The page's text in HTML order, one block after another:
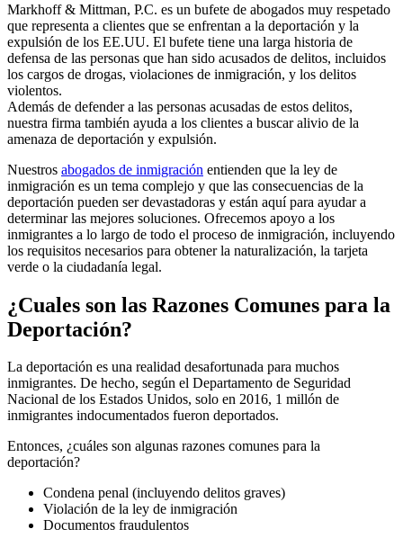
Markhoff & Mittman, P.C. es un bufete de abogados muy respetado
que representa a clientes que se enfrentan a la deportación y la
expulsión de los EE.UU. El bufete tiene una larga historia de
defensa de las personas que han sido acusados de delitos, incluidos
los cargos de drogas, violaciones de inmigración, y los delitos
violentos.
Además de defender a las personas acusadas de estos delitos,
nuestra firma también ayuda a los clientes a buscar alivio de la
amenaza de deportación y expulsión.
Nuestros abogados de inmigración entienden que la ley de
inmigración es un tema complejo y que las consecuencias de la
deportación pueden ser devastadoras y están aquí para ayudar a
determinar las mejores soluciones. Ofrecemos apoyo a los
inmigrantes a lo largo de todo el proceso de inmigración, incluyendo
los requisitos necesarios para obtener la naturalización, la tarjeta
verde o la ciudadanía legal.
¿Cuales son las Razones Comunes para la
Deportación?
La deportación es una realidad desafortunada para muchos
inmigrantes. De hecho, según el Departamento de Seguridad
Nacional de los Estados Unidos, solo en 2016, 1 millón de
inmigrantes indocumentados fueron deportados.
Entonces, ¿cuáles son algunas razones comunes para la
deportación?
Condena penal (incluyendo delitos graves)
Violación de la ley de inmigración
Documentos fraudulentos